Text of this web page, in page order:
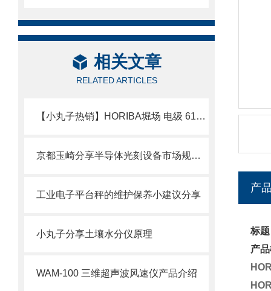
相关文章
RELATED ARTICLES
【小丸子热销】HORIBA堀场 电级 6108-50B
京都玉崎分享半导体光刻设备市场规模及份额
工业电子平台秤的维护保养小建议分享
小丸子分享土壤水分仪原理
WAM-100 三维超声波风速仪产品介绍
产
标
产